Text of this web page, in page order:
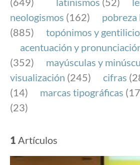
neologismos (162) pobreza
(885)
topónimos y
acentuación y
(352)
mayúsculas y
visualización (245) cifras
(14)
marcas tipográficas
(23)
1 Artículos